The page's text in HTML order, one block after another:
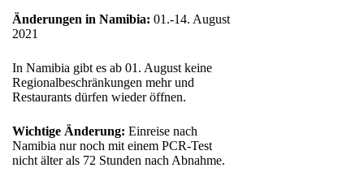
Änderungen in Namibia: 01.-14. August
2021
In Namibia gibt es ab 01. August keine
Regionalbeschränkungen mehr und
Restaurants dürfen wieder öffnen.
Wichtige Änderung: Einreise nach
Namibia nur noch mit einem PCR-Test
nicht älter als 72 Stunden nach Abnahme.